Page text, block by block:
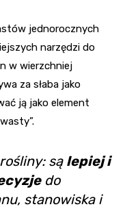
jednorocznych
narzędzi do
w wierzchniej
za słaba jako
ją jako element
są lepiej i
do
stanowiska i